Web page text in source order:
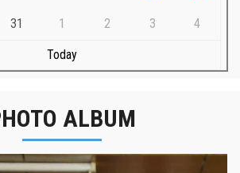
31 1 2 3 4
Today
ALBUM